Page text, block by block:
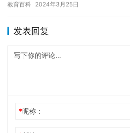
生涯…
教育百科 2024年3月25日
发表回复
*昵称：